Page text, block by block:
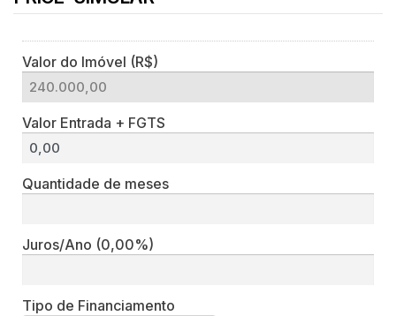
Valor do Imóvel (R$)
Valor Entrada + FGTS
Quantidade de meses
Juros/Ano (0,00%)
Tipo de Financiamento